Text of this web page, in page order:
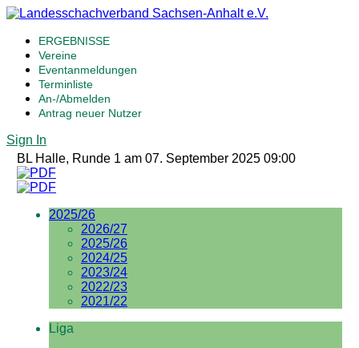
ERGEBNISSE
Vereine
Eventanmeldungen
Terminliste
An-/Abmelden
Antrag neuer Nutzer
Sign In
BL Halle, Runde 1 am 07. September 2025 09:00
2025/26
2026/27
2025/26
2024/25
2023/24
2022/23
2021/22
Liga